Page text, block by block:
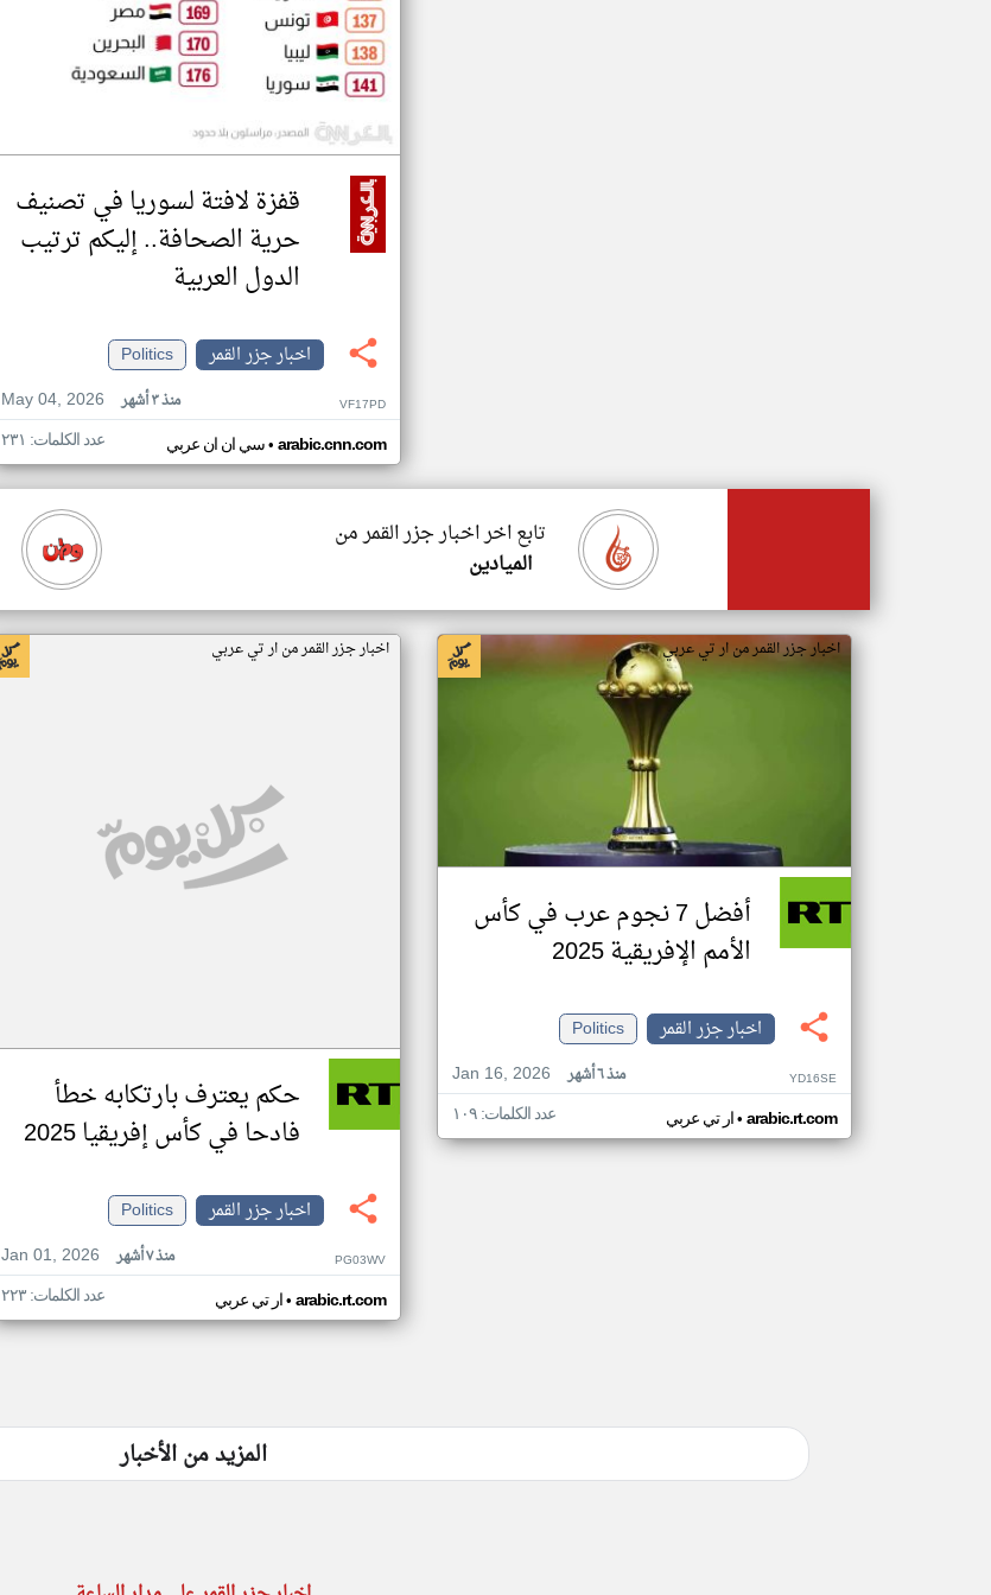
قفزة لافتة لسوريا في تصنيف
حرية الصحافة.. إليكم ترتيب
الدول العربية
اخبار جزر القمر
Politics
May 04, 2026
منذ ٣ أشهر VF17PD
سي ان ان عربي• arabic.cnn.com عدد الكلمات: ٢٣١
تابع اخر اخبار جزر القمر من
الميادين
اخبار جزر القمر من ار تي عربي
أفضل 7 نجوم عرب في كأس
الأمم الإفريقية 2025
اخبار جزر القمر
Politics
Jan 16, 2026
منذ ٦ أشهر YD16SE
ار تي عربي• arabic.rt.com عدد الكلمات: ١٠٩
اخبار جزر القمر من ار تي عربي
حكم يعترف بارتكابه خطأ
فادحا في كأس إفريقيا 2025
اخبار جزر القمر
Politics
Jan 01, 2026
منذ ٧ أشهر PG03WV
ار تي عربي• arabic.rt.com عدد الكلمات: ٢٢٣
المزيد من الأخبار